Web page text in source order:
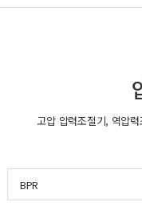
고압 압력조절기, 역압
BPR